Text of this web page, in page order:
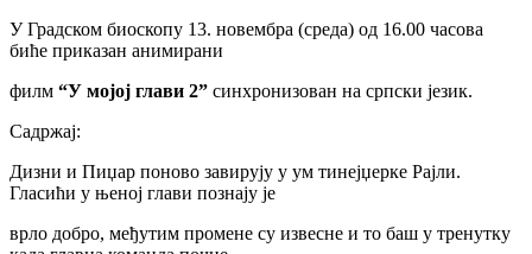
У Градском биоскопу 13. новембра (среда) од 16.00 часова
биће приказан анимирани
филм “У мојој глави 2” синхронизован на српски језик.
Садржај:
Дизни и Пиџар поново завирују у ум тинејџерке Рајли.
Гласићи у њеној глави познају је
врло добро, међутим промене су извесне и то баш у тренутку